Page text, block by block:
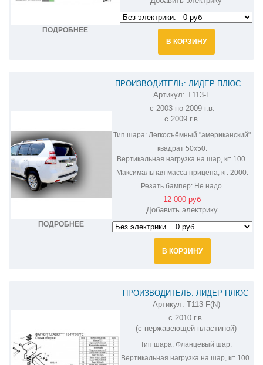
ПОДРОБНЕЕ
В КОРЗИНУ
ПОДРОБНЕЕ
ПРОИЗВОДИТЕЛЬ: ЛИДЕР ПЛЮС
ФАРКОП НА LEXUS GX T113-E
Артикул: T113-E
с 2003 по 2009 г.в.
с 2009 г.в.
Тип шара: Легкосъёмный "американский"
квадрат 50х50.
Вертикальная нагрузка на шар, кг: 100.
Максимальная масса прицепа, кг:2000.
Резать бампер:Не надо.
12 000 руб
Добавить электрику
В КОРЗИНУ
ПРОИЗВОДИТЕЛЬ: ЛИДЕР ПЛЮС
ФАРКОП НА LEXUS GX 460 T113-F(N)
Артикул: T113-F(N)
c 2010 г.в.
(с нержавеющей пластиной)
Тип шара: Фланцевый шар.
Вертикальная нагрузка на шар, кг: 100.